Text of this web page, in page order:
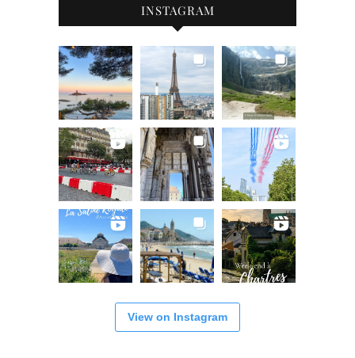
INSTAGRAM
View on Instagram